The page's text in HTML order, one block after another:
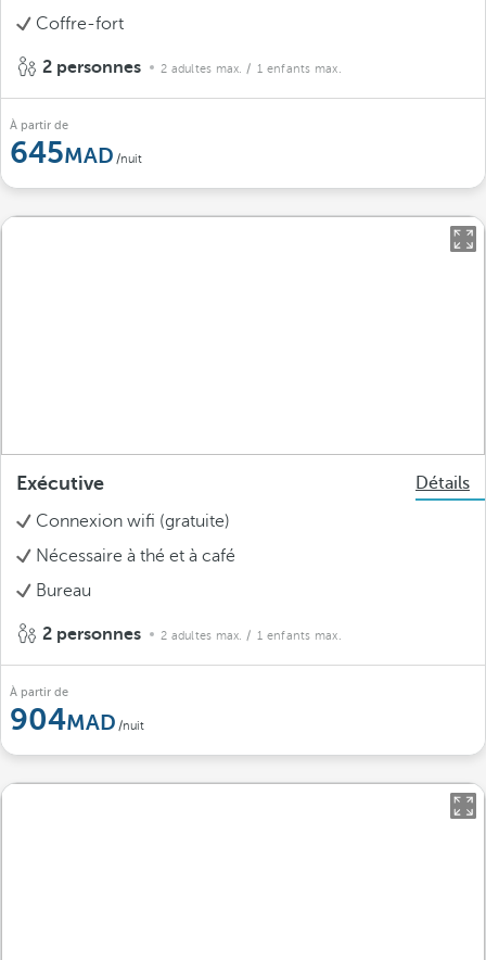
Coffre-fort
2 personnes 2 adultes max. / 1 enfants max.
À partir de
645 /nuit
Exécutive
Détails
Connexion wifi (gratuite)
Nécessaire à thé et à café
Bureau
2 personnes 2 adultes max. / 1 enfants max.
À partir de
904 /nuit